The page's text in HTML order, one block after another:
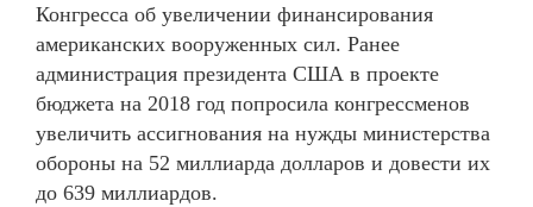
Конгресса об увеличении финансирования
американских вооруженных сил. Ранее
администрация президента США в проекте
бюджета на 2018 год попросила конгрессменов
увеличить ассигнования на нужды министерства
обороны на 52 миллиарда долларов и довести их
до 639 миллиардов.